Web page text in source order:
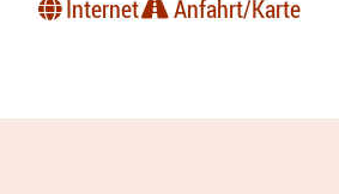
Internet Anfahrt/Karte